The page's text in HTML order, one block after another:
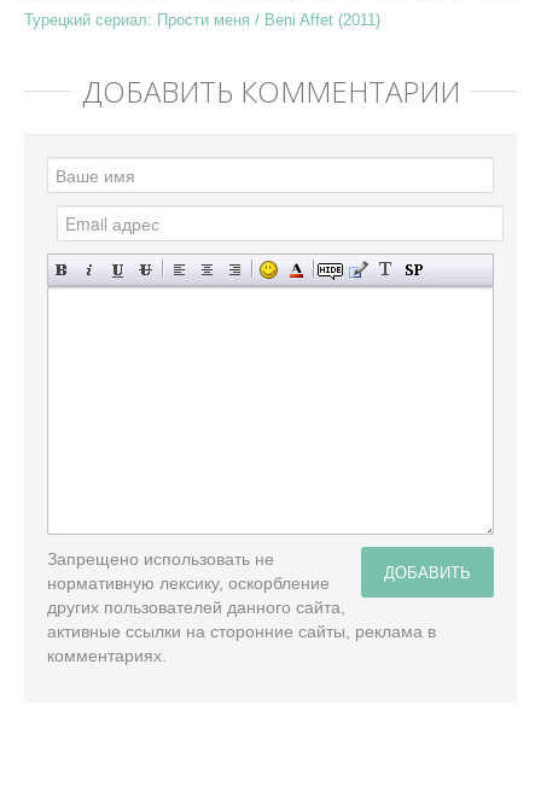
Турецкий сериал: Прости меня / Beni Affet (2011)
ДОБАВИТЬ КОММЕНТАРИЙ
ДОБАВИТЬ
Запрещено использовать не
нормативную лексику, оскорбление
других пользователей данного сайта,
активные ссылки на сторонние сайты, реклама в
комментариях.